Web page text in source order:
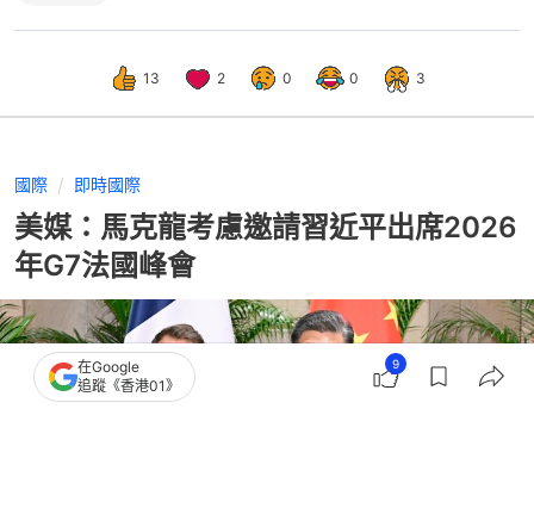
13 2 0 0 3
國際 即時國際
美媒：馬克龍考慮邀請習近平出席2026
年G7法國峰會
在Google
追蹤《香港01》
9